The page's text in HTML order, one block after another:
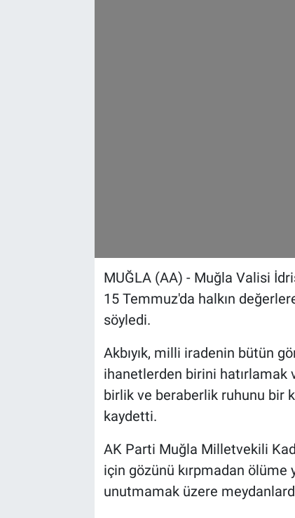
MUĞLA (AA) - Muğla Valisi
15 Temmuz'da halkın
söyledi.
Akbıyık, milli iradenin bütün
ihanetlerden birini hatırlamak
birlik ve beraberlik ruhunu bir
kaydetti.
AK Parti Muğla Milletvekili
için gözünü kırpmadan ölüme
unutmamak üzere